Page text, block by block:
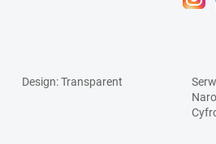
Design: Transparent